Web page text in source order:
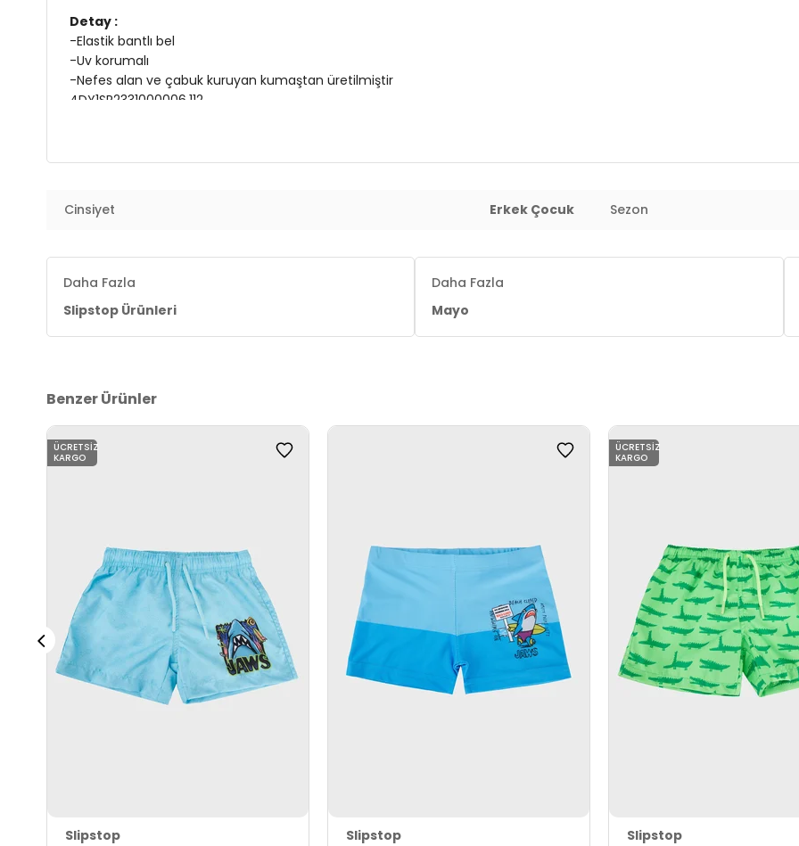
Detay :
-Elastik bantlı bel
-Uv korumalı
-Nefes alan ve çabuk kuruyan kumaştan üretilmiştir
4DY1SR2331000006.112
Cinsiyet Erkek Çocuk Sezon
Daha Fazla
Slipstop Ürünleri
Daha Fazla
Mayo
Benzer Ürünler
Slipstop
ÜCRETSIZ
KARGO
Slipstop Slipstop
ÜCRETSIZ
KARGO